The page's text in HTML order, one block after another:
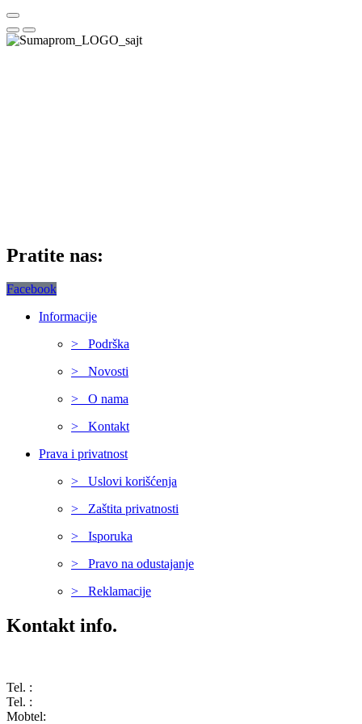
Pratite nas:
Facebook
Informacije
> Podrška
> Novosti
> O nama
> Kontakt
Prava i privatnost
> Uslovi korišćenja
> Zaštita privatnosti
> Isporuka
> Pravo na odustajanje
> Reklamacije
Kontakt info.
Tel. :
Tel. :
Mobtel: